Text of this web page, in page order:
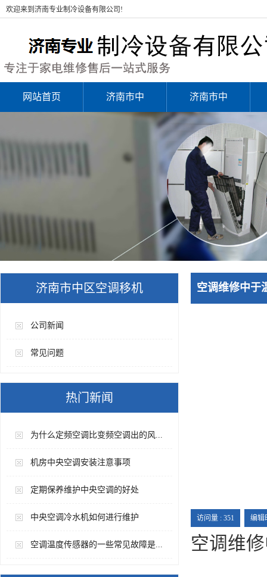
欢迎来到济南专业制冷设备有限公司!
网站首页 济南市中
装
济南市中
区空调维
修
济南市中区空调移机
公司新闻
常见问题
热门新闻
为什么定频空调比变频空调出的风...
机房中央空调安装注意事项
定期保养维护中央空调的好处
中央空调冷水机如何进行维护
空调温度传感器的一些常见故障是...
空调维修中于
访问量 : 351 编辑
空调维